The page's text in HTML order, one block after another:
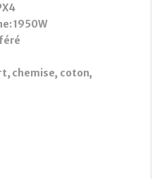
1950W
chemise, coton,